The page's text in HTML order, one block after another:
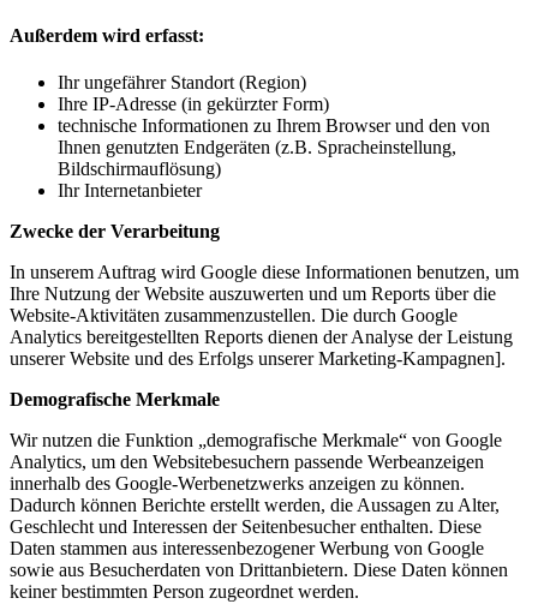
Außerdem wird erfasst:
Ihr ungefährer Standort (Region)
Ihre IP-Adresse (in gekürzter Form)
technische Informationen zu Ihrem Browser und den von
Ihnen genutzten Endgeräten (z.B. Spracheinstellung,
Bildschirmauflösung)
Ihr Internetanbieter
Zwecke der Verarbeitung
In unserem Auftrag wird Google diese Informationen benutzen, um
Ihre Nutzung der Website auszuwerten und um Reports über die
Website-Aktivitäten zusammenzustellen. Die durch Google
Analytics bereitgestellten Reports dienen der Analyse der Leistung
unserer Website und des Erfolgs unserer Marketing-Kampagnen].
Demografische Merkmale
Wir nutzen die Funktion „demografische Merkmale“ von Google
Analytics, um den Websitebesuchern passende Werbeanzeigen
innerhalb des Google-Werbenetzwerks anzeigen zu können.
Dadurch können Berichte erstellt werden, die Aussagen zu Alter,
Geschlecht und Interessen der Seitenbesucher enthalten. Diese
Daten stammen aus interessenbezogener Werbung von Google
sowie aus Besucherdaten von Drittanbietern. Diese Daten können
keiner bestimmten Person zugeordnet werden.